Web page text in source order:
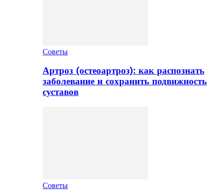
Советы
Артроз (остеоартроз): как распознать
заболевание и сохранить подвижность
суставов
Советы